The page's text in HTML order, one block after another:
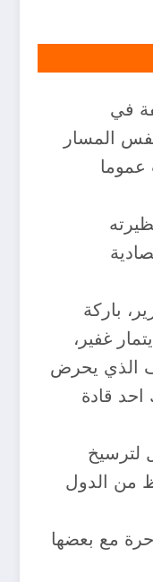
في
المسار
عموما
باركة
غفير،
الذي يحرض
قادة
لترسيخ
من الدول
مع بعضها